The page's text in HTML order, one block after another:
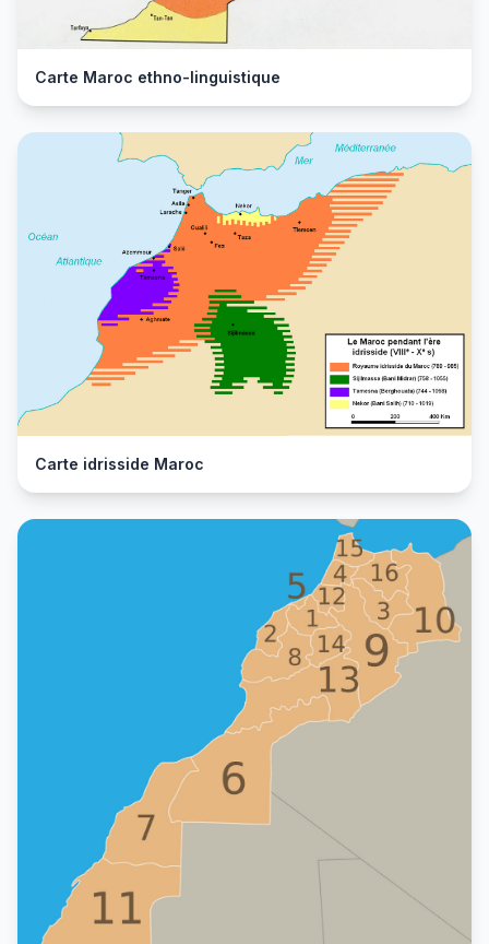
Carte Maroc ethno-linguistique
Carte idrisside Maroc